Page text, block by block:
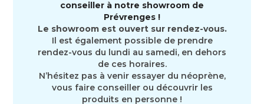
conseiller à notre showroom de
Prévrenges !
Le showroom est ouvert sur rendez-vous.
Il est également possible de prendre
rendez-vous du lundi au samedi, en dehors
de ces horaires.
N’hésitez pas à venir essayer du néoprène,
vous faire conseiller ou découvrir les
produits en personne !